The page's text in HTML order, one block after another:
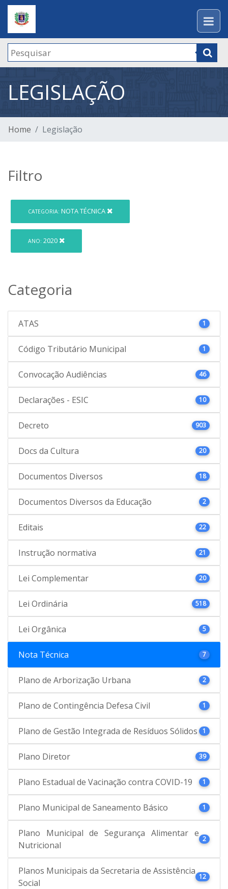
LEGISLAÇÃO
Home Legislação
Filtro
CATEGORIA: NOTA TÉCNICA
ANO: 2020
Categoria
ATAS 1
Código Tributário Municipal 1
Convocação Audiências 46
Declarações - ESIC 10
Decreto 903
Docs da Cultura 20
Documentos Diversos 18
Documentos Diversos da Educação 2
Editais 22
Instrução normativa 21
Lei Complementar 20
Lei Ordinária 518
Lei Orgânica 5
Nota Técnica 7
Plano de Arborização Urbana 2
Plano de Contingência Defesa Civil 1
Plano de Gestão Integrada de Resíduos Sólidos 1
Plano Diretor 39
Plano Estadual de Vacinação contra COVID-19 1
Plano Municipal de Saneamento Básico 1
Plano Municipal de Segurança Alimentar e
Nutricional
2
Planos Municipais da Secretaria de Assistência
Social
12